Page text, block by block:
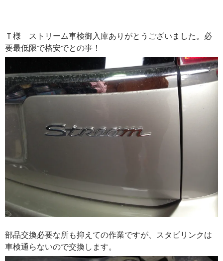
Ｔ様 ストリーム車検御入庫ありがとうございました。必
要最低限で格安でとの事！
部品交換必要な所も抑えての作業ですが、スタビリンクは
車検通らないので交換します。